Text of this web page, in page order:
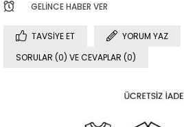
GELINCE HABER VER
TAVSIYE ET
YORUM YAZ
SORULAR (0) VE CEVAPLAR (0)